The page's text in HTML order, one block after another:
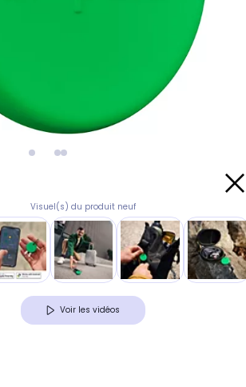
Visuel(s) du produit neuf
Voir les vidéos